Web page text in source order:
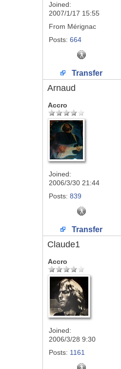
Joined:
2007/1/17 15:55
From Mérignac
Posts: 664
Transfer
Arnaud
Accro
Joined:
2006/3/30 21:44
Posts: 839
Transfer
Claude1
Accro
Joined:
2006/3/28 9:30
Posts: 1161